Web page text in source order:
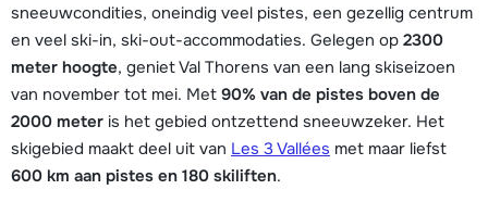
sneeuwcondities, oneindig veel pistes, een gezellig centrum
en veel ski-in, ski-out-accommodaties. Gelegen op 2300
meter hoogte, geniet Val Thorens van een lang skiseizoen
van november tot mei. Met 90% van de pistes boven de
2000 meter is het gebied ontzettend sneeuwzeker. Het
skigebied maakt deel uit van Les 3 Vallées met maar liefst
600 km aan pistes en 180 skiliften.